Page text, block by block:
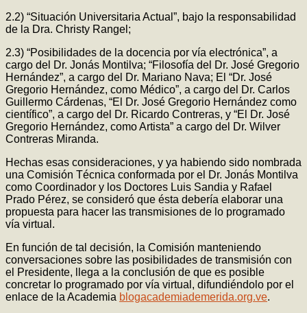
2.2) “Situación Universitaria Actual”, bajo la responsabilidad
de la Dra. Christy Rangel;
2.3) “Posibilidades de la docencia por vía electrónica”, a
cargo del Dr. Jonás Montilva; “Filosofía del Dr. José Gregorio
Hernández”, a cargo del Dr. Mariano Nava; El “Dr. José
Gregorio Hernández, como Médico”, a cargo del Dr. Carlos
Guillermo Cárdenas, “El Dr. José Gregorio Hernández como
científico”, a cargo del Dr. Ricardo Contreras, y “El Dr. José
Gregorio Hernández, como Artista” a cargo del Dr. Wilver
Contreras Miranda.
Hechas esas consideraciones, y ya habiendo sido nombrada
una Comisión Técnica conformada por el Dr. Jonás Montilva
como Coordinador y los Doctores Luis Sandia y Rafael
Prado Pérez, se consideró que ésta debería elaborar una
propuesta para hacer las transmisiones de lo programado
vía virtual.
En función de tal decisión, la Comisión manteniendo
conversaciones sobre las posibilidades de transmisión con
el Presidente, llega a la conclusión de que es posible
concretar lo programado por vía virtual, difundiéndolo por el
enlace de la Academia blogacademiademerida.org.ve.